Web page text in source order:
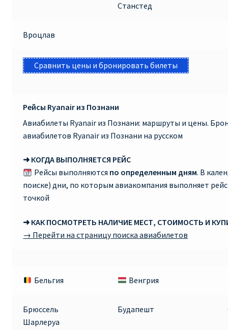
Станстед
Вроцлав
Сравнить цены и бронировать билеты
Рейсы Ryanair из Познани
Авиабилеты Ryanair из Познани: маршруты и цены.
авиабилетов Ryanair из Познани на русском
➜ КОГДА ВЫПОЛНЯЕТСЯ РЕЙС
Рейсы выполняются по определенным дням. В
поиске) дни, по которым авиакомпания выполняет
точкой
➜ КАК ПОСМОТРЕТЬ НАЛИЧИЕ МЕСТ, СТОИМОСТЬ И
→ Перейти на страницу поиска авиабилетов
Бельгия Венгрия
Брюссель
Шарлеруа
Будапешт